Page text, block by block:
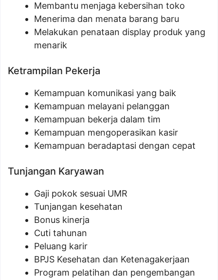
Membantu menjaga kebersihan toko
Menerima dan menata barang baru
Melakukan penataan display produk yang
menarik
Ketrampilan Pekerja
Kemampuan komunikasi yang baik
Kemampuan melayani pelanggan
Kemampuan bekerja dalam tim
Kemampuan mengoperasikan kasir
Kemampuan beradaptasi dengan cepat
Tunjangan Karyawan
Gaji pokok sesuai UMR
Tunjangan kesehatan
Bonus kinerja
Cuti tahunan
Peluang karir
BPJS Kesehatan dan Ketenagakerjaan
Program pelatihan dan pengembangan